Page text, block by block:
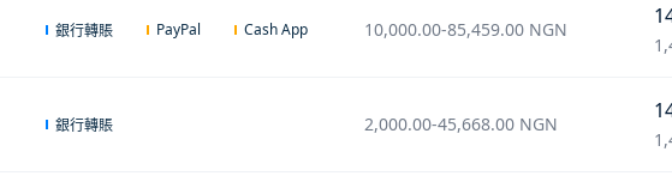
銀行轉賬 PayPal Cash App 10,000.00-85,459.00 NGN
銀行轉賬 2,000.00-45,668.00 NGN